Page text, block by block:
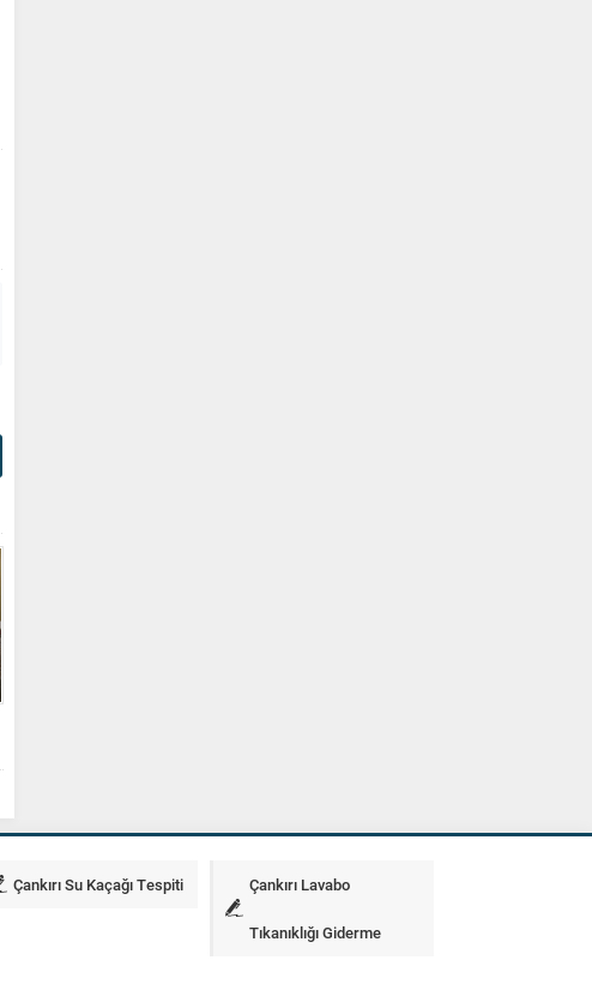
Çankırı Su Kaçağı Tespiti Çankırı Lavabo
Tıkanıklığı Giderme